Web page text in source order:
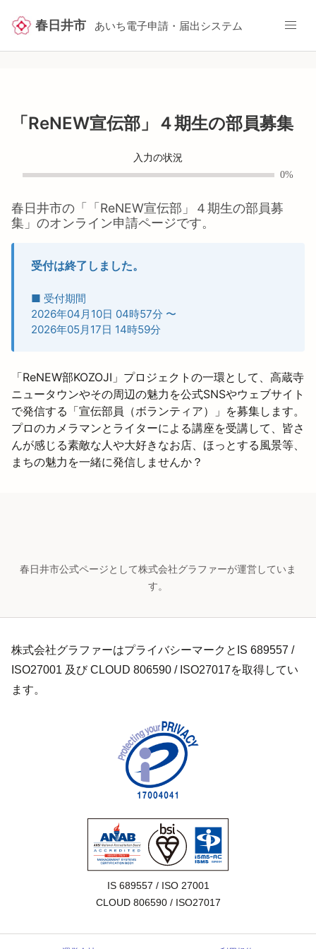
春日井市 あいち電子申請・届出システム
「ReNEW宣伝部」４期生の部員募集
入力の状況
0%
春日井市の「
「ReNEW宣伝部」４期生の部員募
集 」のオンライン申請ページです。
受付は終了しました。
■ 受付期間
2026年04月10日 04時57分 〜
2026年05月17日 14時59分
「ReNEW部KOZOJI」プロジェクトの一環として、高蔵寺
ニュータウンやその周辺の魅力を公式SNSやウェブサイト
で発信する「宣伝部員（ボランティア）」を募集します。
プロのカメラマンとライターによる講座を受講して、皆さ
んが感じる素敵な人や大好きなお店、ほっとする風景等、
まちの魅力を一緒に発信しませんか？
春日井市公式ページとして株式会社グラファーが運営していま
す。
株式会社グラファーはプライバシーマークとIS 689557 /
ISO27001 及び CLOUD 806590 / ISO27017を取得してい
ます。
IS 689557 / ISO 27001
CLOUD 806590 / ISO27017